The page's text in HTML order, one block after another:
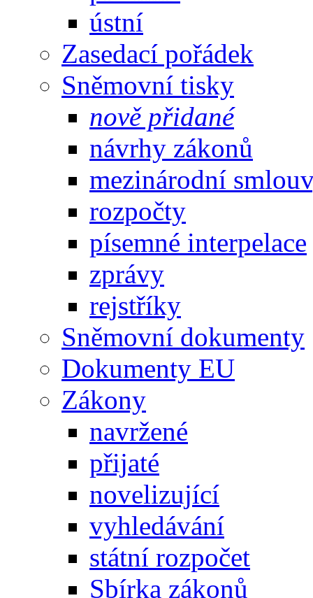
ústní
Zasedací pořádek
Sněmovní tisky
nově přidané
návrhy zákonů
mezinárodní
rozpočty
písemné interpelace
zprávy
rejstříky
Sněmovní dokumenty
Dokumenty EU
Zákony
navržené
přijaté
novelizující
vyhledávání
státní rozpočet
Sbírka zákonů